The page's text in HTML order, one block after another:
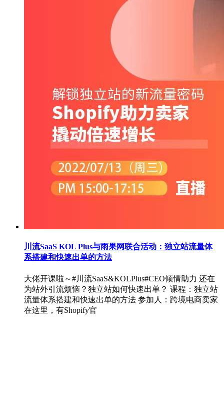
川流SaaS KOL Plus与雨果网联合活动：独立站流量体
系搭建和快速出单的方法
大佬开课啦～#川流SaaS&KOLPlus#CEO倾情助力 还在
为站外引流烦恼？独立站如何快速出单？ 课程：独立站
流量体系搭建和快速出单的方法 参加人：跨境电商卖家
在这里，有Shopify官